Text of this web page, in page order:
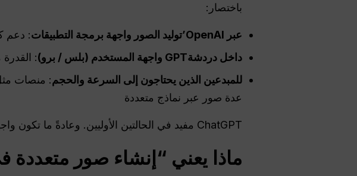
باختصار:
عبر OpenAI’توليد الصور واجهة برمجة التطبيقات: دعم
داخل دردشةGPT واجهة المستخدم (بلس / برو):
للمبدعين الذين يحتاجون إلى السرعة والحجم: منصات
عدة صور عبر نماذج متعددة
ChatGPT مفيد في الحالتين الأوليين. وعادةً ما تكون واجهة برمجة تطبيقات OpenAI أفضل للثالث.
ماذا يعني “إنشاء صور